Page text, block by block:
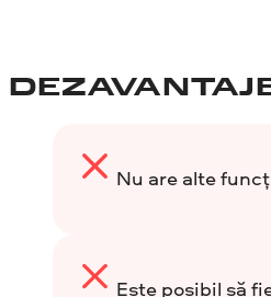
Nu are alte
Este posibil să